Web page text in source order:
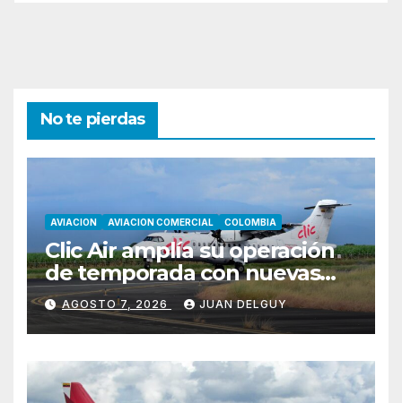
No te pierdas
AVIACION AVIACION COMERCIAL COLOMBIA
Clic Air amplía su operación
de temporada con nuevas
rutas hacia Cartagena y Tolú
AGOSTO 7, 2026 JUAN DELGUY